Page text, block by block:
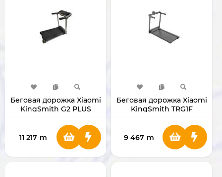
Беговая дорожка Xiaomi
KingSmith G2 PLUS
11 217 m
Беговая дорожка Xiaomi
KingSmith TRG1F
9 467 m